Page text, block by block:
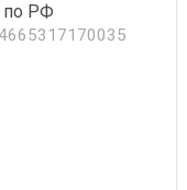
по РФ
4665317170035